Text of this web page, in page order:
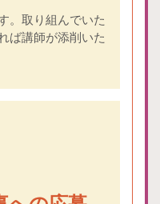
。取り組んでいた
ば講師が添削いた